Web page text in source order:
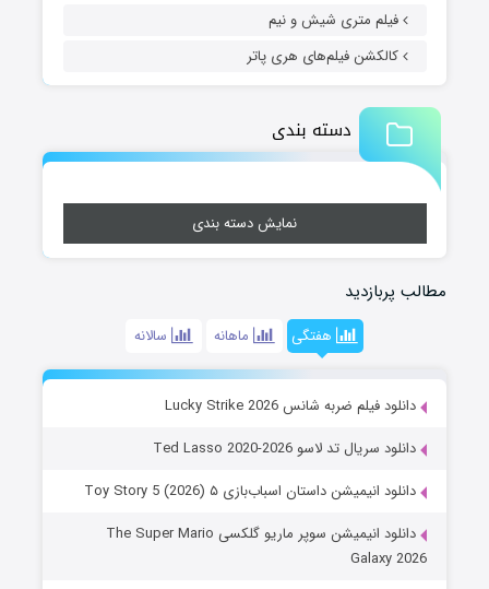
فیلم متری شیش و نیم
کالکشن فیلم‌های هری پاتر
دسته بندی
نمایش دسته بندی
مطالب پربازدید
هفتگی ماهانه سالانه
دانلود فیلم ضربه شانس Lucky Strike 2026
دانلود سریال تد لاسو Ted Lasso 2020-2026
دانلود انیمیشن داستان اسباب‌بازی ۵ Toy Story 5 (2026)
دانلود انیمیشن سوپر ماریو گلکسی The Super Mario
Galaxy 2026